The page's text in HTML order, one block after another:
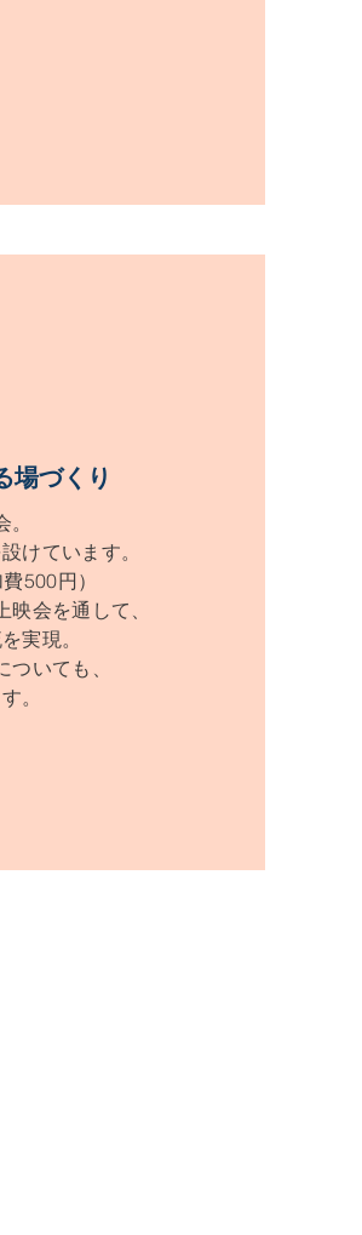
場づくり
けています。
500円）
会を通して、
実現。
ついても、
。